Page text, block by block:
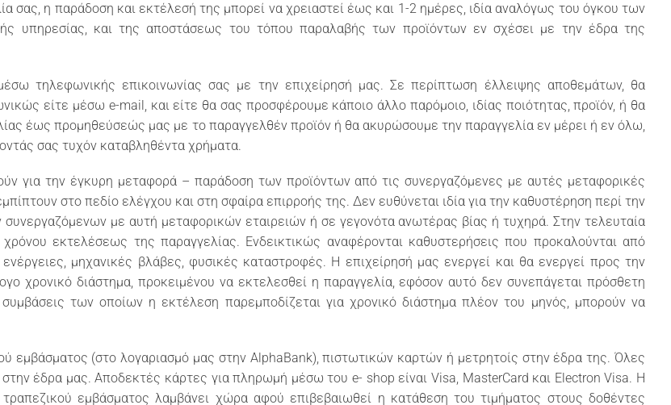
σας, η παράδοση και εκτέλεσή της μπορεί να χρειαστεί έως και 1-2 ημέρες, ιδία αναλόγως του όγκου των
υπηρεσίας, και της αποστάσεως του τόπου παραλαβής των προϊόντων εν σχέσει με την έδρα της
τηλεφωνικής επικοινωνίας σας με την επιχείρησή μας. Σε περίπτωση έλλειψης αποθεμάτων, θα
είτε μέσω e-mail, και είτε θα σας προσφέρουμε κάποιο άλλο παρόμοιο, ιδίας ποιότητας, προϊόν, ή θα
έως προμηθεύσεώς μας με το παραγγελθέν προϊόν ή θα ακυρώσουμε την παραγγελία εν μέρει ή εν όλω,
σας τυχόν καταβληθέντα χρήματα.
για την έγκυρη μεταφορά – παράδοση των προϊόντων από τις συνεργαζόμενες με αυτές μεταφορικές
στο πεδίο ελέγχου και στη σφαίρα επιρροής της. Δεν ευθύνεται ιδία για την καθυστέρηση περί την
με αυτή μεταφορικών εταιρειών ή σε γεγονότα ανωτέρας βίας ή τυχηρά. Στην τελευταία
εκτελέσεως της παραγγελίας. Ενδεικτικώς αναφέρονται καθυστερήσεις που προκαλούνται από
μηχανικές βλάβες, φυσικές καταστροφές. Η επιχείρησή μας ενεργεί και θα ενεργεί προς την
χρονικό διάστημα, προκειμένου να εκτελεσθεί η παραγγελία, εφόσον αυτό δεν συνεπάγεται πρόσθετη
των οποίων η εκτέλεση παρεμποδίζεται για χρονικό διάστημα πλέον του μηνός, μπορούν να
εμβάσματος (στο λογαριασμό μας στην AlphaBank), πιστωτικών καρτών ή μετρητοίς στην έδρα της. Όλες
έδρα μας. Αποδεκτές κάρτες για πληρωμή μέσω του e- shop είναι Visa, MasterCard και Electron Visa. Η
εμβάσματος λαμβάνει χώρα αφού επιβεβαιωθεί η κατάθεση του τιμήματος στους δοθέντες